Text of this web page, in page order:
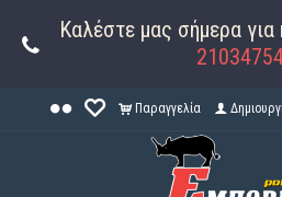
Καλέστε μας σήμερα για
Παραγγελία